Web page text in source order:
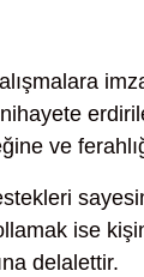
ve
ise
delalettir.